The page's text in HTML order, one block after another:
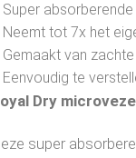
Neemt tot 7x het
Gemaakt van
Eenvoudig te
Dry
super